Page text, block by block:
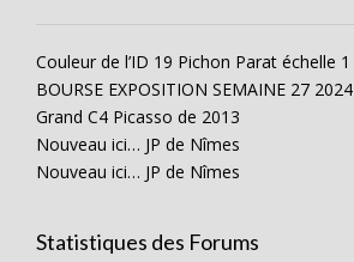
Couleur de l’ID 19 Pichon Parat échelle 1
BOURSE EXPOSITION SEMAINE 27 2024
Grand C4 Picasso de 2013
Nouveau ici… JP de Nîmes
Nouveau ici… JP de Nîmes
Statistiques des Forums